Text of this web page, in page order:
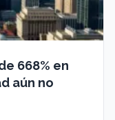
668% en
aún no